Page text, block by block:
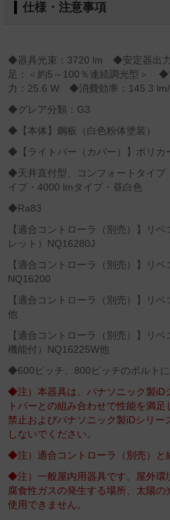
仕様・注意事項
◆器具光束：3720 lm ◆安定器出
足：＜約5～100％連続調光型＞
力：25.6 W ◆消費効率：145.3
◆グレア分類：G3
◆【本体】鋼板（白色粉体塗装）
◆【ライトバー（カバー）】ポリカ
◆天井直付型、コンフォートタイプ
イプ・4000 lmタイプ・昼白色
◆Ra83
【適合コントローラ（別売）】リ
レット）NQ16280J
【適合コントローラ（別売）】リ
NQ16200
【適合コントローラ（別売）】リ
他
【適合コントローラ（別売）】リ
機能付）NQ16225W他
◆600ピッチ、800ピッチのボルトに
◆注）本器具は、パナソニック製iD
トバーとの組み合わせで性能を満
禁止およびパナソニック製iDシリー
しないでください。
◆注）適合コントローラ（別売）と
◆注）一般屋内用器具です。屋外環
腐食性ガスの発生する場所、太陽
使用できません。